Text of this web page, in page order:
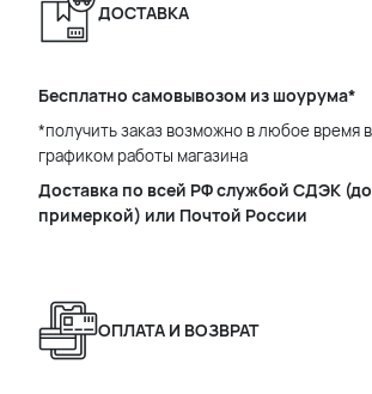
ДОСТАВКА
Бесплатно самовывозом из шоурума*
*получить заказ возможно в любое время
графиком работы магазина
Доставка по всей РФ службой СДЭК
примеркой) или Почтой России
ОПЛАТА И ВОЗВРАТ